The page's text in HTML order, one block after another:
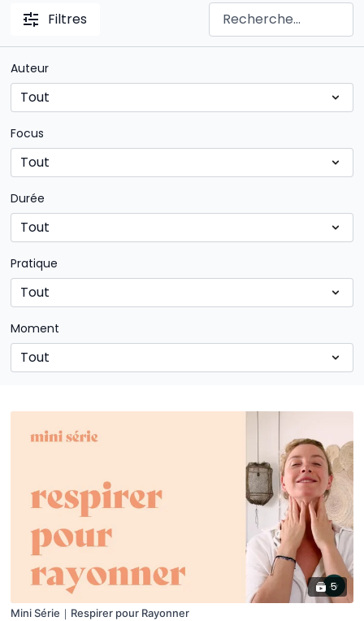
Filtres
Auteur
Focus
Durée
Pratique
Moment
5
Mini Série｜Respirer pour Rayonner